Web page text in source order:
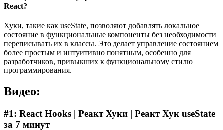
React?
Хуки, такие как useState, позволяют добавлять локальное
состояние в функциональные компоненты без необходимости
переписывать их в классы. Это делает управление состоянием
более простым и интуитивно понятным, особенно для
разработчиков, привыкших к функциональному стилю
программирования.
Видео:
#1: React Hooks | Реaкт Хуки | Реакт Хук useState
за 7 минут